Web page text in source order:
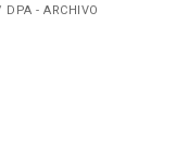
- ARCHIVO